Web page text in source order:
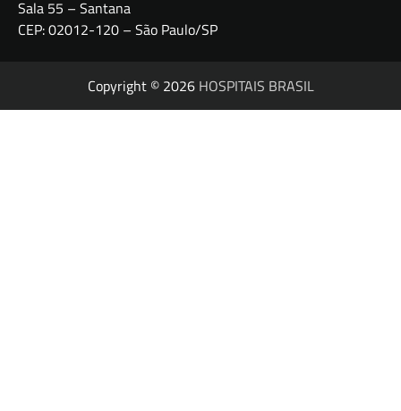
Sala 55 – Santana
CEP: 02012-120 – São Paulo/SP
Copyright © 2026 HOSPITAIS BRASIL